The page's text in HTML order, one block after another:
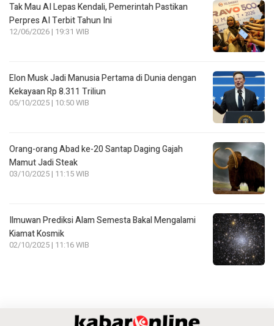
Tak Mau AI Lepas Kendali, Pemerintah Pastikan
Perpres AI Terbit Tahun Ini
12/06/2026 | 19:31 WIB
Elon Musk Jadi Manusia Pertama di Dunia dengan
Kekayaan Rp 8.311 Triliun
05/10/2025 | 10:50 WIB
Orang-orang Abad ke-20 Santap Daging Gajah
Mamut Jadi Steak
03/10/2025 | 11:15 WIB
Ilmuwan Prediksi Alam Semesta Bakal Mengalami
Kiamat Kosmik
02/10/2025 | 11:16 WIB